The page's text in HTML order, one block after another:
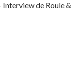
Interview de Roule &